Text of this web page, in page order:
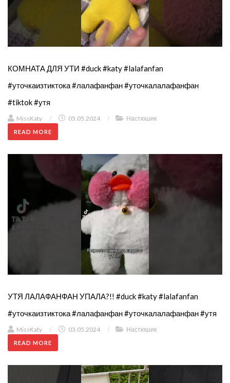
КОМНАТА ДЛЯ УТИ #duck #katy #lalafanfan
#уточкаизтиктока #лалафанфан #уточкалалафанфан
#tiktok #утя
MissKaty / 05.05.2024 / Настюшик
READ MORE
УТЯ ЛАЛАФАНФАН УПАЛА?!! #duck #katy #lalafanfan
#уточкаизтиктока #лалафанфан #уточкалалафанфан #утя
MissKaty / 03.05.2024 / Настюшик
READ MORE